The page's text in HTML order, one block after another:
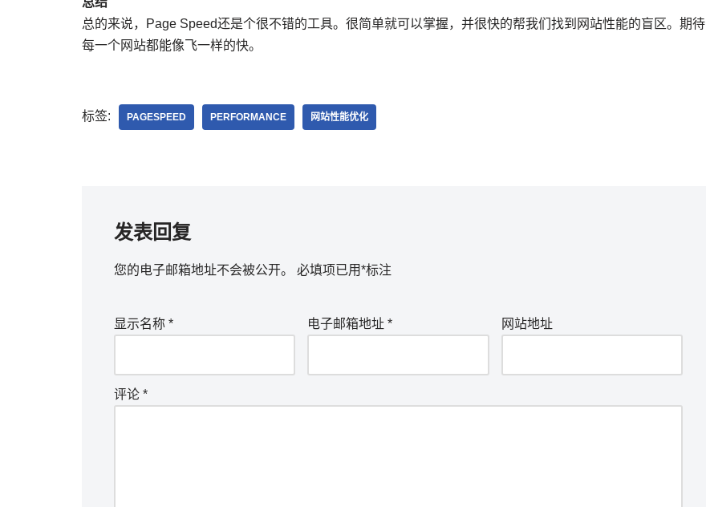
总的来说，Page Speed还是个很不错的工具。很简单就可以掌握，并很快的帮我们找到网站性能的盲区。期待
每一个网站都能像飞一样的快。
标签: PAGESPEED PERFORMANCE 网站性能优化
发表回复
您的电子邮箱地址不会被公开。 必填项已用*标注
显示名称 * 电子邮箱地址* 网站地址
评论 *